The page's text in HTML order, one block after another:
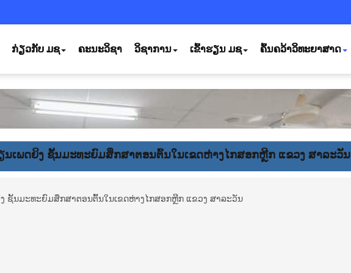
ກ່ຽວກັບ ມຊ ຄະນະວິຊາ ວິຊາການ ເຂົ້າຮຽນ ມຊ ຄົ້ນຄວ້າວິທະຍາສາດ
ເພດ​ຍິງ ຊັ້ນ​ມະ​ທະ​ຍົມ​​ສຶກ​ສາ​ຕອນ​ຕົ້ນໃນ​ເຂດ​ຫ່າງ​ໄກ​ສອກຫຼີກ ແຂວງ ສາ​ລະ​ວັນ
ຊັ້ນ​ມະ​ທະ​ຍົມ​​ສຶກ​ສາ​ຕອນ​ຕົ້ນໃນ​ເຂດ​ຫ່າງ​ໄກ​ສອກຫຼີກ ແຂວງ ສາ​ລະ​ວັນ